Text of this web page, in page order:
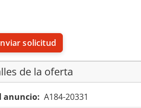
solicitud
de la oferta
anuncio: A184-20331